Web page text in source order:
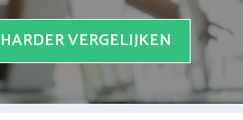
VERGELIJKEN